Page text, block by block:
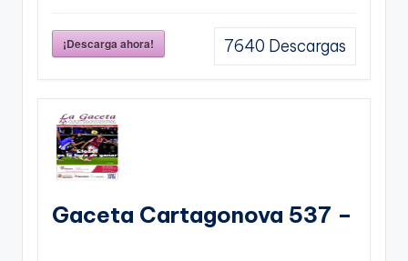
¡Descarga ahora! 7640 Descargas
Gaceta Cartagonova 537 –